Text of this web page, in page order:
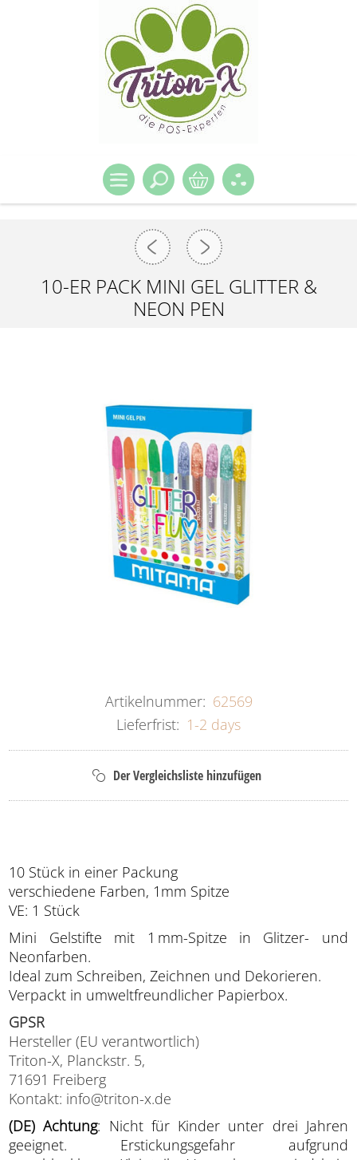
10-ER PACK MINI GEL GLITTER &
NEON PEN
Artikelnummer: 62569
Lieferfrist: 1-2 days
10 Stück in einer Packung
verschiedene Farben, 1mm Spitze
VE: 1 Stück
Mini Gelstifte mit 1 mm-Spitze in Glitzer- und
Neonfarben.
Ideal zum Schreiben, Zeichnen und Dekorieren.
Verpackt in umweltfreundlicher Papierbox.
GPSR
Hersteller (EU verantwortlich)
Triton-X, Planckstr. 5,
71691 Freiberg
Kontakt: info@triton-x.de
(DE) Achtung: Nicht für Kinder unter drei Jahren
geeignet. Erstickungsgefahr aufgrund